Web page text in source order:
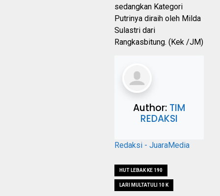
sedangkan Kategori
Putrinya diraih oleh Milda
Sulastri dari
Rangkasbitung. (Kek /JM)
Author: TIM
REDAKSI
Redaksi - JuaraMedia
HUT LEBAK KE 190
LARI MULTATULI 10 K